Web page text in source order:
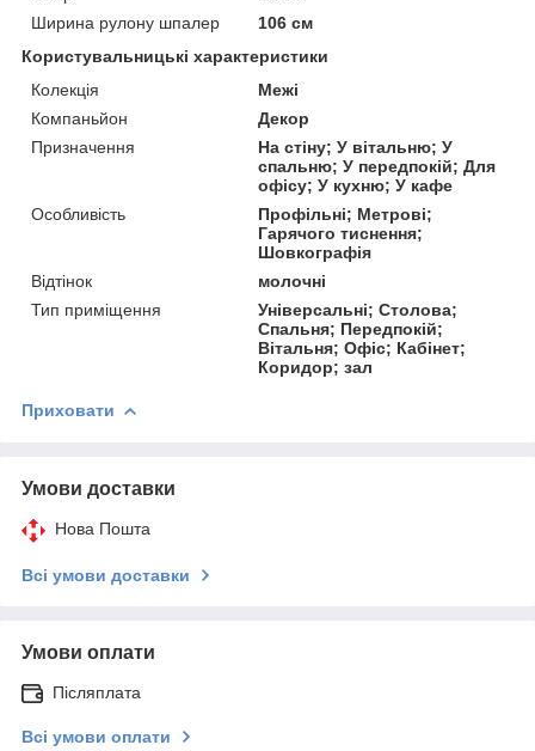
Ширина рулону шпалер
106 см
Користувальницькі характеристики
Колекція
Межі
Компаньйон
Декор
Призначення
На стіну; У вітальню; У
спальню; У передпокій; Для
офісу; У кухню; У кафе
Особливість
Профільні; Метрові;
Гарячого тиснення;
Шовкографія
Відтінок
молочні
Тип приміщення
Універсальні; Столова;
Спальня; Передпокій;
Вітальня; Офіс; Кабінет;
Коридор; зал
Приховати
Умови доставки
Нова Пошта
Всі умови доставки
Умови оплати
Післяплата
Всі умови оплати